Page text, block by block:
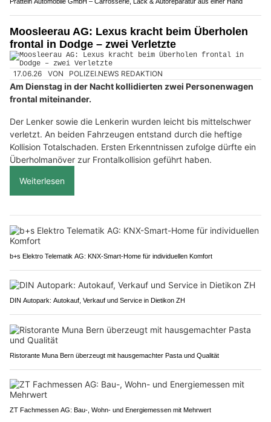
Moosleerau AG: Lexus kracht beim Überholen
frontal in Dodge – zwei Verletzte
17.06.26 VON POLIZEI.NEWS REDAKTION
Am Dienstag in der Nacht kollidierten zwei Personenwagen
frontal miteinander.
Der Lenker sowie die Lenkerin wurden leicht bis mittelschwer
verletzt. An beiden Fahrzeugen entstand durch die heftige
Kollision Totalschaden. Ersten Erkenntnissen zufolge dürfte ein
Überholmanöver zur Frontalkollision geführt haben.
Weiterlesen
b+s Elektro Telematik AG: KNX-Smart-Home für individuellen Komfort
DIN Autopark: Autokauf, Verkauf und Service in Dietikon ZH
Ristorante Muna Bern überzeugt mit hausgemachter Pasta und Qualität
ZT Fachmessen AG: Bau-, Wohn- und Energiemessen mit Mehrwert